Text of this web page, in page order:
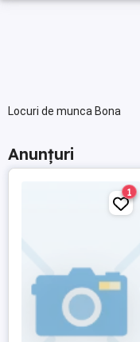
Locuri de munca Bona
Anunțuri
1